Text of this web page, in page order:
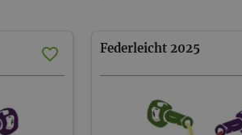
Federleicht 2025